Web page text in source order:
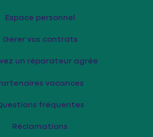
Espace personnel
Gérer vos contrats
un réparateur agrée
vacances
fréquentes
Réclamations